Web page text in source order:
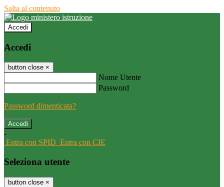
Salta al contenuto
Accedi
Accedi
button close ×
Nome Utente
Password
Password dimenticata?
-
Entra con SPID Entra con CIE
Seleziona utente
button close ×